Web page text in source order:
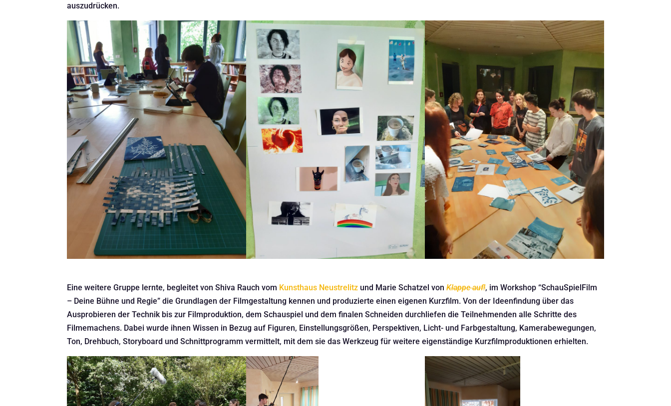
auszudrücken.
Eine weitere Gruppe lernte, begleitet von Shiva Rauch vom Kunsthaus Neustrelitz und Marie Schatzel vonKlappe auf!, im Workshop “SchauSpielFilm
– Deine Bühne und Regie” die Grundlagen der Filmgestaltung kennen und produzierte einen eigenen Kurzfilm. Von der Ideenfindung über das
Ausprobieren der Technik bis zur Filmproduktion, dem Schauspiel und dem finalen Schneiden durchliefen die Teilnehmenden alle Schritte des
Filmemachens. Dabei wurde ihnen Wissen in Bezug auf Figuren, Einstellungsgrößen, Perspektiven, Licht- und Farbgestaltung, Kamerabewegungen,
Ton, Drehbuch, Storyboard und Schnittprogramm vermittelt, mit dem sie das Werkzeug für weitere eigenständige Kurzfilmproduktionen erhielten.